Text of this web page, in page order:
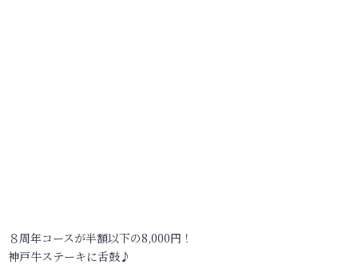
８周年コースが半額以下の8,000円！
神戸牛ステーキに舌鼓♪